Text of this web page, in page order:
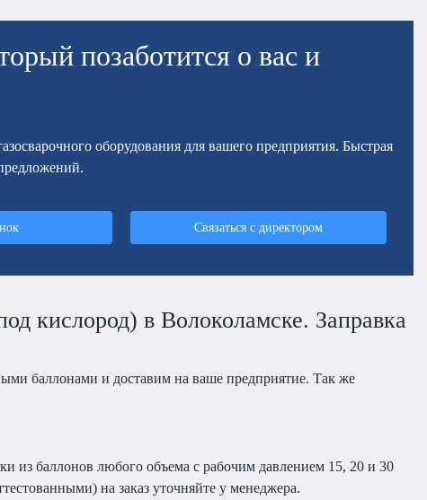
позаботится о вас и
оборудования для вашего предприятия. Быстрая
Связаться с директором
кислород) в Волоколамске. Заправка
баллонами и доставим на ваше предприятие. Так же
из баллонов любого объема с рабочим давлением 15, 20 и 30
на заказ уточняйте у менеджера.